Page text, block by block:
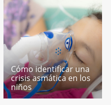
Cómo identificar una
crisis asmática en los
niños